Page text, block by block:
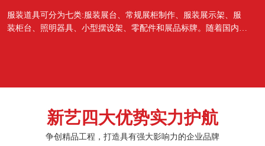
服装道具可分为七类:服装展台、常规展柜制作、服装展示架、服
装柜台、照明器具、小型摆设架、零配件和展品标牌。随着国内经
新艺四大优势实力护航
争创精品工程，打造具有强大影响力的企业品牌